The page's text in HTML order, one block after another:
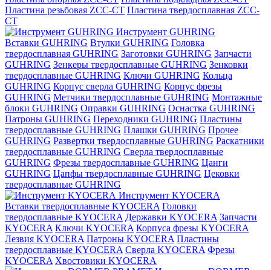
Пластина резьбовая ZCC-CT Пластина твердосплавная ZCC-
CT
Инструмент GUHRING
Вставки GUHRING Втулки GUHRING Головка
твердосплавная GUHRING Заготовки GUHRING Запчасти
GUHRING Зенкеры твердосплавные GUHRING Зенковки
твердосплавные GUHRING Ключи GUHRING Кольца
GUHRING Корпус сверла GUHRING Корпус фрезы
GUHRING Метчики твердосплавные GUHRING Монтажные
блоки GUHRING Оправки GUHRING Оснастка GUHRING
Патроны GUHRING Переходники GUHRING Пластины
твердосплавные GUHRING Плашки GUHRING Прочее
GUHRING Развертки твердосплавные GUHRING Раскатники
твердосплавные GUHRING Сверла твердосплавные
GUHRING Фрезы твердосплавные GUHRING Цанги
GUHRING Цапфы твердосплавные GUHRING Цековки
твердосплавные GUHRING
Инструмент KYOCERA
Вставки твердосплавные KYOCERA Головки
твердосплавные KYOCERA Державки KYOCERA Запчасти
KYOCERA Ключи KYOCERA Корпуса фрезы KYOCERA
Лезвия KYOCERA Патроны KYOCERA Пластины
твердосплавные KYOCERA Сверла KYOCERA Фрезы
KYOCERA Хвостовики KYOCERA